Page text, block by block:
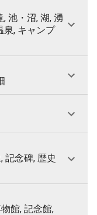
, 池・沼, 湖, 湧
泉, キャンプ
記念碑, 歴史
館, 記念館,